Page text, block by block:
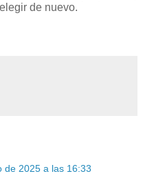
de nuevo.
de 2025 a las 16:33